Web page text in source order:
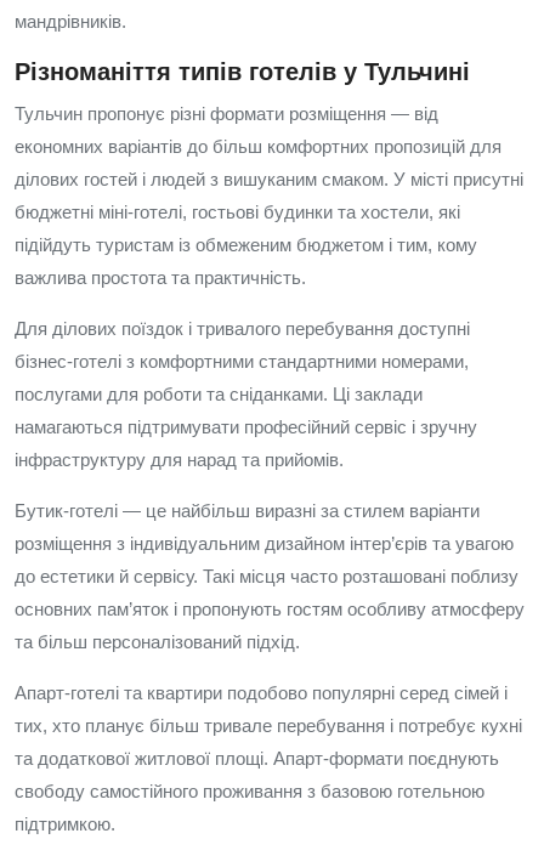
мандрівників.
Різноманіття типів готелів у Тульчині
Тульчин пропонує різні формати розміщення — від
економних варіантів до більш комфортних пропозицій для
ділових гостей і людей з вишуканим смаком. У місті присутні
бюджетні міні-готелі, гостьові будинки та хостели, які
підійдуть туристам із обмеженим бюджетом і тим, кому
важлива простота та практичність.
Для ділових поїздок і тривалого перебування доступні
бізнес-готелі з комфортними стандартними номерами,
послугами для роботи та сніданками. Ці заклади
намагаються підтримувати професійний сервіс і зручну
інфраструктуру для нарад та прийомів.
Бутик-готелі — це найбільш виразні за стилем варіанти
розміщення з індивідуальним дизайном інтер’єрів та увагою
до естетики й сервісу. Такі місця часто розташовані поблизу
основних пам’яток і пропонують гостям особливу атмосферу
та більш персоналізований підхід.
Апарт-готелі та квартири подобово популярні серед сімей і
тих, хто планує більш тривале перебування і потребує кухні
та додаткової житлової площі. Апарт-формати поєднують
свободу самостійного проживання з базовою готельною
підтримкою.